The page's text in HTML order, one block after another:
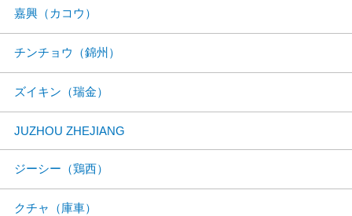
嘉興（カコウ）
チンチョウ（錦州）
ズイキン（瑞金）
JUZHOU ZHEJIANG
ジーシー（鶏西）
クチャ（庫車）